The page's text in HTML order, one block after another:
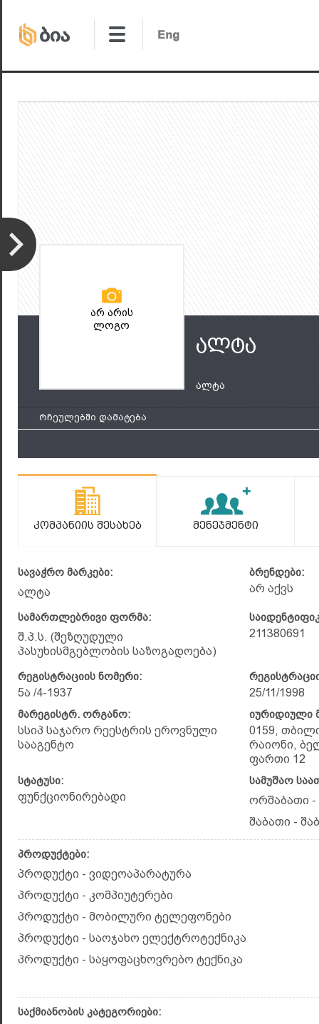
არ არის
ლოგო
ალტა
ალტა
რჩეულებში დამატება
Კომპანიის Შესახებ Მენეჯმენტი
სავაჭრო მარკები:
ალტა
ბრენდები:
არ აქვს
სამართლებრივი ფორმა:
შ.პ.ს. (შეზღუდული
პასუხისმგებლობის საზოგადოება)
211380691
რეგისტრაციის ნომერი:
5ა /4-1937 25/11/1998
მარეგისტრ. ორგანო:
სსიპ საჯარო რეესტრის ეროვნული
სააგენტო
იურიდიული
0159,
რაიონი,
ფართი 12
სტატუსი:
ფუნქციონირებადი
სამუშაო
ორშაბათი -
შაბათი -
პროდუქტები:
პროდუქტი - ვიდეოაპარატურა
პროდუქტი - კომპიუტერები
პროდუქტი - მობილური ტელეფონები
პროდუქტი - საოჯახო ელექტროტექნიკა
პროდუქტი - საყოფაცხოვრებო ტექნიკა
საქმიანობის კატეგორიები: